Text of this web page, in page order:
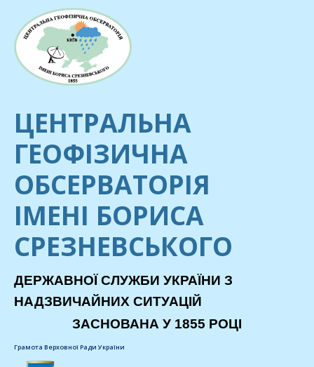
ЦЕНТРАЛЬНА
ГЕОФІЗИЧНА
ОБСЕРВАТОРІЯ
ІМЕНІ БОРИСА
СРЕЗНЕВСЬКОГО
ДЕРЖАВНОЇ СЛУЖБИ УКРАЇНИ З
НАДЗВИЧАЙНИХ СИТУАЦІЙ
ЗАСНОВАНА У 1855 РОЦІ
Грамота Верховної Ради України